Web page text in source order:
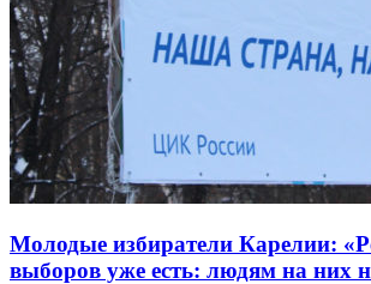
Молодые избиратели Карелии:
выборов уже есть: людям на них